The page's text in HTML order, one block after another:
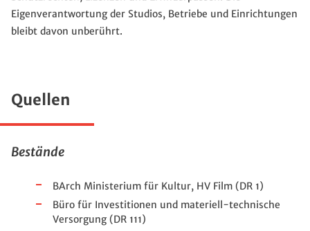
Eigenverantwortung der Studios, Betriebe und Einrichtungen
bleibt davon unberührt.
Quellen
Bestände
BArch Ministerium für Kultur, HV Film (DR 1)
Büro für Investitionen und materiell-technische
Versorgung (DR 111)